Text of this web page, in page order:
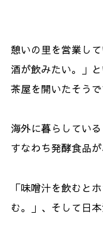
憩いの里を営業し
酒が飲みたい。」
茶屋を開いたそうで
海外に暮らしてい
すなわち発酵食品
「味噌汁を飲むと
む。」、そして日本